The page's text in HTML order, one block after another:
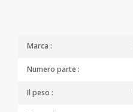
Marca :
Numero parte :
Il peso :